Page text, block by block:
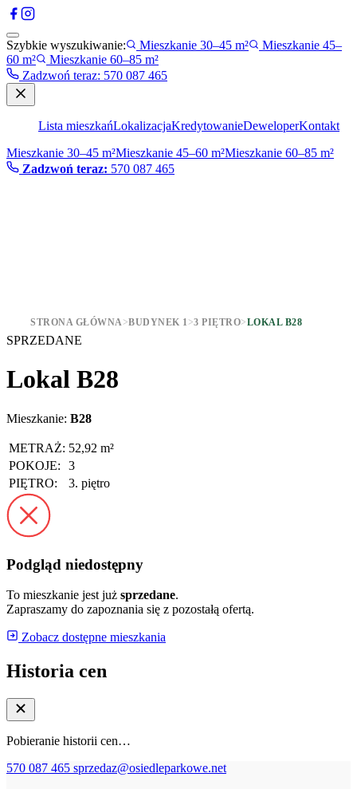
Szybkie wyszukiwanie: Mieszkanie 30–45 m²
Mieszkanie 45–
60 m²
Mieszkanie 60–85 m²
Zadzwoń teraz: 570 087 465
Lista mieszkańLokalizacjaKredytowanieDeweloperKontakt
Mieszkanie 30–45 m²Mieszkanie 45–60 m²Mieszkanie 60–85 m²
Zadzwoń teraz: 570 087 465
STRONA GŁÓWNA>BUDYNEK 1 >3 PIĘTRO>LOKAL B28
SPRZEDANE
Lokal B28
Mieszkanie: B28
METRAŻ: 52,92 m²
POKOJE:
3
PIĘTRO:
3. piętro
Podgląd niedostępny
To mieszkanie jest już sprzedane.
Zapraszamy do zapoznania się z pozostałą ofertą.
Zobacz dostępne mieszkania
Historia cen
Pobieranie historii cen…
570 087 465 sprzedaz@osiedleparkowe.net